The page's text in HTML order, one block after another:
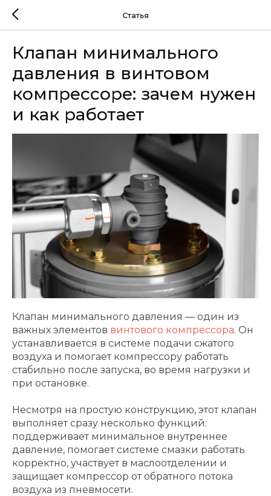
Статья
Клапан минимального
давления в винтовом
компрессоре: зачем нужен
и как работает
Клапан минимального давления — один из
важных элементов винтового компрессора. Он
устанавливается в системе подачи сжатого
воздуха и помогает компрессору работать
стабильно после запуска, во время нагрузки и
при остановке.
Несмотря на простую конструкцию, этот клапан
выполняет сразу несколько функций:
поддерживает минимальное внутреннее
давление, помогает системе смазки работать
корректно, участвует в маслоотделении и
защищает компрессор от обратного потока
воздуха из пневмосети.